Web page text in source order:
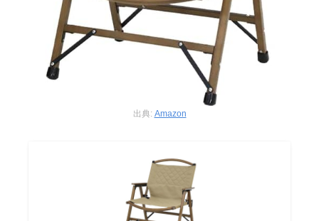
出典: Amazon